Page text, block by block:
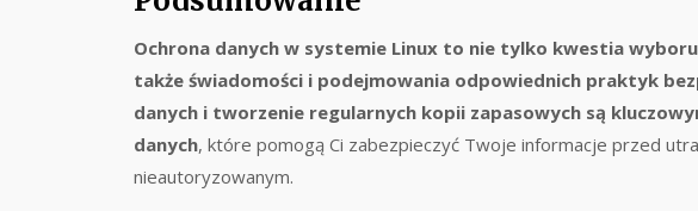
Ochrona danych w systemie Linux to nie tylko kwestia
także świadomości i podejmowania odpowiednich praktyk
danych i tworzenie regularnych kopii zapasowych są
danych, które pomogą Ci zabezpieczyć Twoje informacje przed
nieautoryzowanym.